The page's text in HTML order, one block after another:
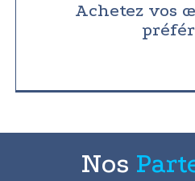
Achetez vos
Nos